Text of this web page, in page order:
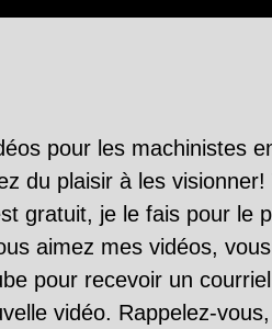
pour les machinistes
du plaisir à les visionner!
gratuit, je le fais pour le
aimez mes vidéos,
pour recevoir un
vidéo. Rappelez-